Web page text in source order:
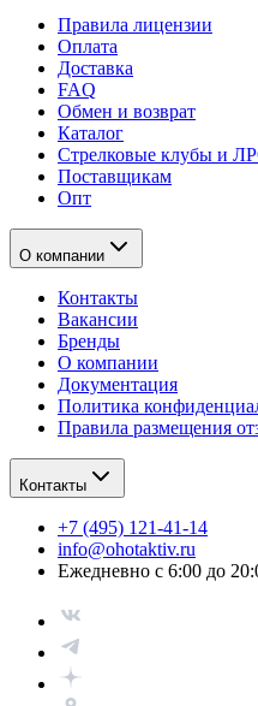
Правила лицензии
Оплата
Доставка
FAQ
Обмен и возврат
Каталог
Стрелковые клубы и
Поставщикам
Опт
О компании
Контакты
Вакансии
Бренды
О компании
Документация
Политика
Правила размещения
Контакты
+7 (495) 121-41-14
info@ohotaktiv.ru
Ежедневно с 6:00 до